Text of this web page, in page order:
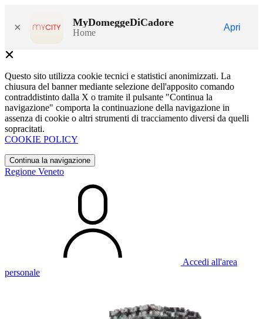
× MyDomeggeDiCadore
Home
Apri
Questo sito utilizza cookie tecnici e statistici anonimizzati. La
chiusura del banner mediante selezione dell'apposito comando
contraddistinto dalla X o tramite il pulsante "Continua la
navigazione" comporta la continuazione della navigazione in
assenza di cookie o altri strumenti di tracciamento diversi da quelli
sopracitati.
COOKIE POLICY
Continua la navigazione
Regione Veneto
Accedi all'area
personale